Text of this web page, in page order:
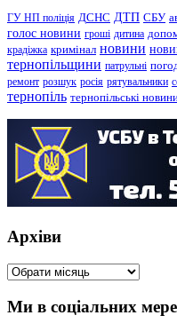
ГУ НП поліція ДСНС ДТП СБУ
голос новини гроші дитина
крадіжка кримінал новини
тернопільщини патрульні
ремонт розшук росія рятувальники
тернопіль тернопільські
Архіви
Архіви
Ми в соціальних